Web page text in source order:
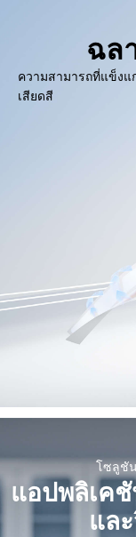
ฉล
ความสามารถที่แข็งแ
เสียดสี
โซลูชั
แอปพลิเค
แล